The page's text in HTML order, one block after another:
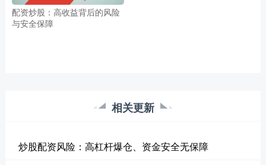
配资炒股：高收益背后的风险
与安全保障
相关更新
炒股配资风险：高杠杆爆仓、资金安全无保障